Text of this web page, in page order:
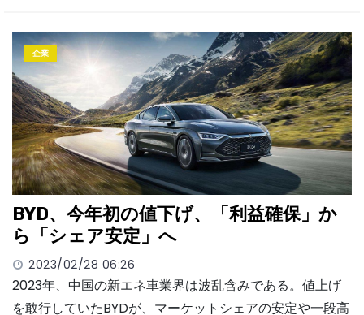
企業
BYD、今年初の値下げ、「利益確保」か
ら「シェア安定」へ
2023/02/28 06:26
2023年、中国の新エネ車業界は波乱含みである。値上げ
を敢行していたBYDが、マーケットシェアの安定や一段高